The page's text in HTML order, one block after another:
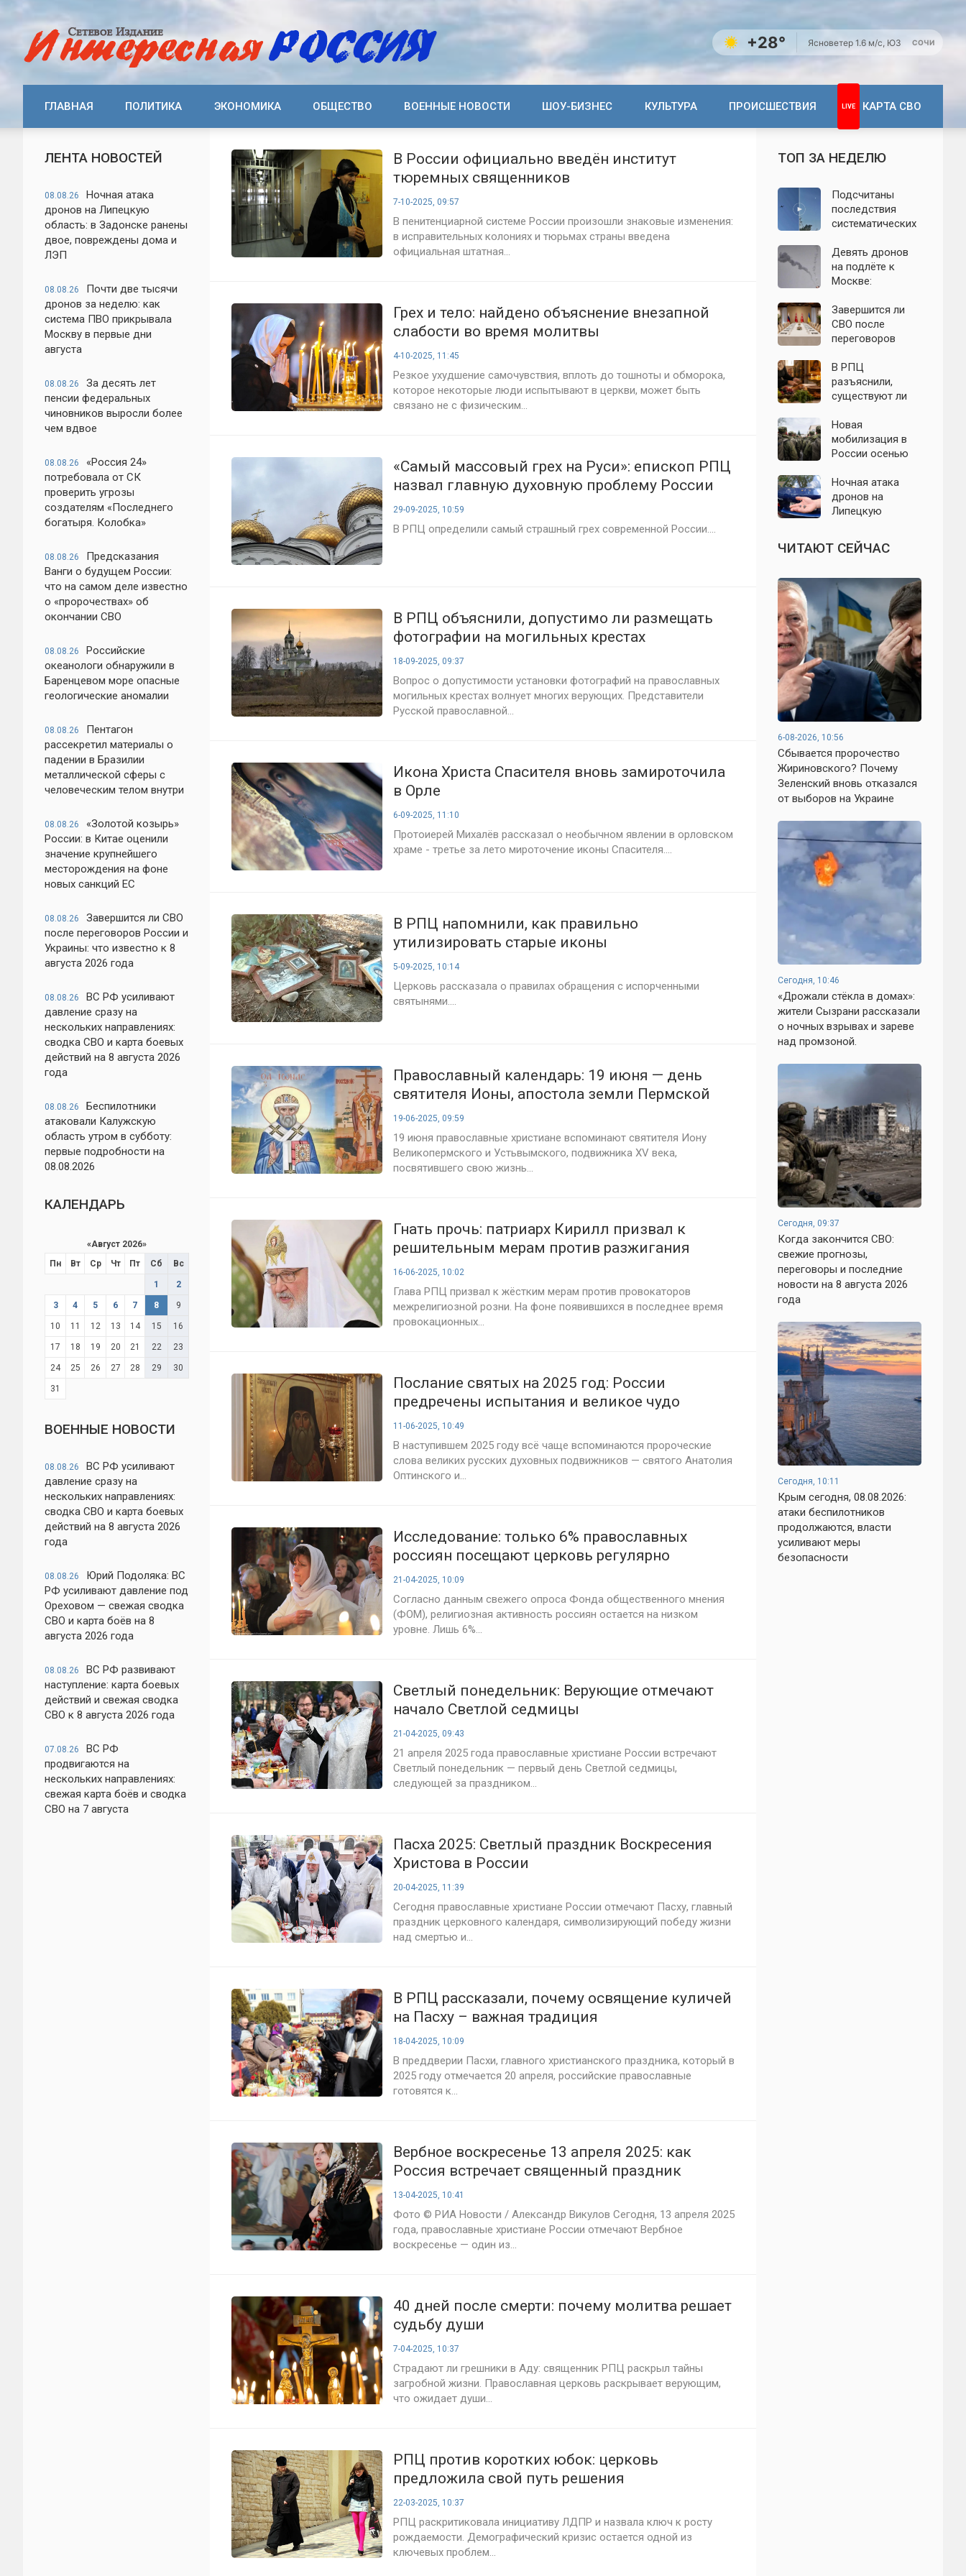
+28° Ясноветер 1.6 м/с, ЮЗ СОЧИ
ГЛАВНАЯ ПОЛИТИКА ЭКОНОМИКА ОБЩЕСТВО ВОЕННЫЕ НОВОСТИ ШОУ-БИЗНЕС КУЛЬТУРА ПРОИСШЕСТВИЯ КАРТА СВО
ЛЕНТА НОВОСТЕЙ
08.08.26
Ночная атака
дронов на Липецкую
область: в Задонске ранены
двое, повреждены дома и
ЛЭП
08.08.26
Почти две тысячи
дронов за неделю: как
система ПВО прикрывала
Москву в первые дни
августа
08.08.26
За десять лет
пенсии федеральных
чиновников выросли более
чем вдвое
08.08.26
«Россия 24»
потребовала от СК
проверить угрозы
создателям «Последнего
богатыря. Колобка»
08.08.26
Предсказания
Ванги о будущем России:
что на самом деле известно
о «пророчествах» об
окончании СВО
08.08.26
Российские
океанологи обнаружили в
Баренцевом море опасные
геологические аномалии
08.08.26
Пентагон
рассекретил материалы о
падении в Бразилии
металлической сферы с
человеческим телом внутри
08.08.26
«Золотой козырь»
России: в Китае оценили
значение крупнейшего
месторождения на фоне
новых санкций ЕС
08.08.26
Завершится ли СВО
после переговоров России и
Украины: что известно к 8
августа 2026 года
08.08.26
ВС РФ усиливают
давление сразу на
нескольких направлениях:
сводка СВО и карта боевых
действий на 8 августа 2026
года
08.08.26
Беспилотники
атаковали Калужскую
область утром в субботу:
первые подробности на
08.08.2026
КАЛЕНДАРЬ
«Август 2026»
Пн
Вт Ср Чт Пт Сб Вс
1 2
3 4 5 6 7 8 9
10 11 12 13 14 15 16
17 18 19 20 21 22 23
24 25 26 27 28 29 30
31
ВОЕННЫЕ НОВОСТИ
08.08.26
ВС РФ усиливают
давление сразу на
нескольких направлениях:
сводка СВО и карта боевых
действий на 8 августа 2026
года
08.08.26
Юрий Подоляка: ВС
РФ усиливают давление под
Ореховом — свежая сводка
СВО и карта боёв на 8
августа 2026 года
08.08.26
ВС РФ развивают
наступление: карта боевых
действий и свежая сводка
СВО к 8 августа 2026 года
07.08.26
ВС РФ
продвигаются на
нескольких направлениях:
свежая карта боёв и сводка
СВО на 7 августа
В России официально введён институт
тюремных священников
7-10-2025, 09:57
В пенитенциарной системе России произошли знаковые изменения:
в исправительных колониях и тюрьмах страны введена
официальная штатная...
Грех и тело: найдено объяснение внезапной
слабости во время молитвы
4-10-2025, 11:45
Резкое ухудшение самочувствия, вплоть до тошноты и обморока,
которое некоторые люди испытывают в церкви, может быть
связано не с физическим...
«Самый массовый грех на Руси»: епископ РПЦ
назвал главную духовную проблему России
29-09-2025, 10:59
В РПЦ определили самый страшный грех современной России....
В РПЦ объяснили, допустимо ли размещать
фотографии на могильных крестах
18-09-2025, 09:37
Вопрос о допустимости установки фотографий на православных
могильных крестах волнует многих верующих. Представители
Русской православной...
Икона Христа Спасителя вновь замироточила
в Орле
6-09-2025, 11:10
Протоиерей Михалёв рассказал о необычном явлении в орловском
храме - третье за лето мироточение иконы Спасителя....
В РПЦ напомнили, как правильно
утилизировать старые иконы
5-09-2025, 10:14
Церковь рассказала о правилах обращения с испорченными
святынями....
Православный календарь: 19 июня — день
святителя Ионы, апостола земли Пермской
19-06-2025, 09:59
19 июня православные христиане вспоминают святителя Иону
Великопермского и Устьвымского, подвижника XV века,
посвятившего свою жизнь...
Гнать прочь: патриарх Кирилл призвал к
решительным мерам против разжигания
религиозной вражды
16-06-2025, 10:02
Глава РПЦ призвал к жёстким мерам против провокаторов
межрелигиозной розни. На фоне появившихся в последнее время
провокационных...
Послание святых на 2025 год: России
предречены испытания и великое чудо
11-06-2025, 10:49
В наступившем 2025 году всё чаще вспоминаются пророческие
слова великих русских духовных подвижников — святого Анатолия
Оптинского и...
Исследование: только 6% православных
россиян посещают церковь регулярно
21-04-2025, 10:09
Согласно данным свежего опроса Фонда общественного мнения
(ФОМ), религиозная активность россиян остается на низком
уровне. Лишь 6%...
Светлый понедельник: Верующие отмечают
начало Светлой седмицы
21-04-2025, 09:43
21 апреля 2025 года православные христиане России встречают
Светлый понедельник — первый день Светлой седмицы,
следующей за праздником...
Пасха 2025: Светлый праздник Воскресения
Христова в России
20-04-2025, 11:39
Сегодня православные христиане России отмечают Пасху, главный
праздник церковного календаря, символизирующий победу жизни
над смертью и...
В РПЦ рассказали, почему освящение куличей
на Пасху – важная традиция
18-04-2025, 10:09
В преддверии Пасхи, главного христианского праздника, который в
2025 году отмечается 20 апреля, российские православные
готовятся к...
Вербное воскресенье 13 апреля 2025: как
Россия встречает священный праздник
13-04-2025, 10:41
Фото © РИА Новости / Александр Викулов Сегодня, 13 апреля 2025
года, православные христиане России отмечают Вербное
воскресенье — один из...
40 дней после смерти: почему молитва решает
судьбу души
7-04-2025, 10:37
Страдают ли грешники в Аду: священник РПЦ раскрыл тайны
загробной жизни. Православная церковь раскрывает верующим,
что ожидает души...
РПЦ против коротких юбок: церковь
предложила свой путь решения
демографического кризиса
22-03-2025, 10:37
РПЦ раскритиковала инициативу ЛДПР и назвала ключ к росту
рождаемости. Демографический кризис остается одной из
ключевых проблем...
ТОП ЗА НЕДЕЛЮ
Подсчитаны
последствия
систематических
Ленинградскую
область: что
известно к 7
Девять дронов
на подлёте к
Москве:
ночной атаки
БПЛА 8 августа
Завершится ли
СВО после
переговоров
Украины: что
известно к 8
августа 2026 года
В РПЦ
разъяснили,
существуют ли
которые
православным
нельзя есть даже
Новая
мобилизация в
России осенью
известно на 8
августа
Ночная атака
дронов на
Липецкую
Задонске ранены
двое,
дома и ЛЭП
ЧИТАЮТ СЕЙЧАС
6-08-2026, 10:56
Сбывается пророчество
Жириновского? Почему
Зеленский вновь отказался
от выборов на Украине
Сегодня, 10:46
«Дрожали стёкла в домах»:
жители Сызрани рассказали
о ночных взрывах и зареве
над промзоной.
Сегодня, 09:37
Когда закончится СВО:
свежие прогнозы,
переговоры и последние
новости на 8 августа 2026
года
Сегодня, 10:11
Крым сегодня, 08.08.2026:
атаки беспилотников
продолжаются, власти
усиливают меры
безопасности